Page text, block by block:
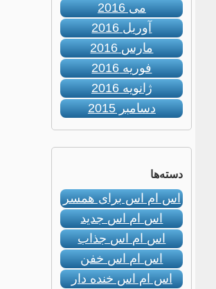
می 2016
آوریل 2016
مارس 2016
فوریه 2016
ژانویه 2016
دسامبر 2015
دسته‌ها
اس ام اس برای همسر
اس ام اس جدید
اس ام اس جذاب
اس ام اس خفن
اس ام اس خنده دار